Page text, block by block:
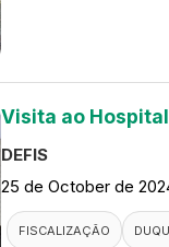
Visita ao
DEFIS
25 de October de
FISCALIZAÇÃO